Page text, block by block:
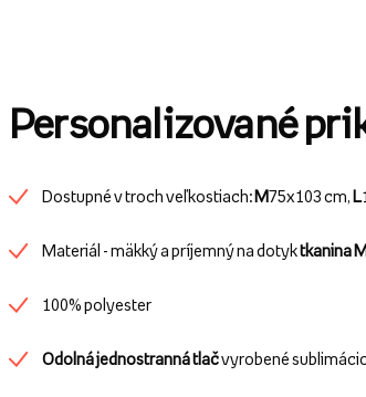
Personalizované
Dostupné v troch veľkostiach: M75x103 cm, L
Materiál - mäkký a príjemný na dotyktkanina
100% polyester
Odolná jednostranná tlačvyrobené